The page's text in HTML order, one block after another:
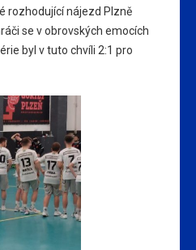
rozhodující nájezd Plzně
se v obrovských emocích
byl v tuto chvíli 2:1 pro